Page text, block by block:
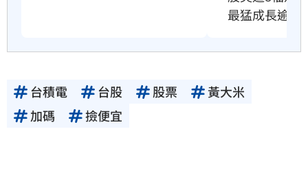
最猛成長逾
台積電 台股 股票
黃大米
加碼
撿便宜